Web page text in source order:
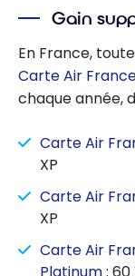
Gain
En France,
Carte Air
chaque année,
Carte Air
XP
Carte Air
XP
Carte Air
Platinum: 60